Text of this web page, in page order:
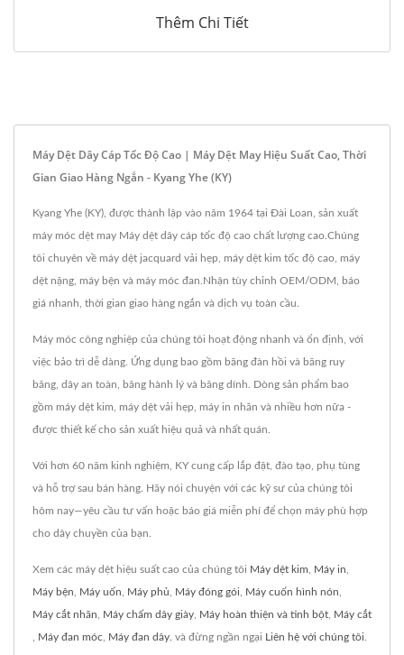
Thêm Chi Tiết
Máy Dệt Dây Cáp Tốc Độ Cao | Máy Dệt May Hiệu Suất Cao, Thời
Gian Giao Hàng Ngắn - Kyang Yhe (KY)
Kyang Yhe (KY), được thành lập vào năm 1964 tại Đài Loan, sản xuất
máy móc dệt may Máy dệt dây cáp tốc độ cao chất lượng cao.Chúng
tôi chuyên về máy dệt jacquard vải hẹp, máy dệt kim tốc độ cao, máy
dệt nặng, máy bện và máy móc đan.Nhận tùy chỉnh OEM/ODM, báo
giá nhanh, thời gian giao hàng ngắn và dịch vụ toàn cầu.
Máy móc công nghiệp của chúng tôi hoạt động nhanh và ổn định, với
việc bảo trì dễ dàng. Ứng dụng bao gồm băng đàn hồi và băng ruy
băng, dây an toàn, băng hành lý và băng dính. Dòng sản phẩm bao
gồm máy dệt kim, máy dệt vải hẹp, máy in nhãn và nhiều hơn nữa -
được thiết kế cho sản xuất hiệu quả và nhất quán.
Với hơn 60 năm kinh nghiệm, KY cung cấp lắp đặt, đào tạo, phụ tùng
và hỗ trợ sau bán hàng. Hãy nói chuyện với các kỹ sư của chúng tôi
hôm nay—yêu cầu tư vấn hoặc báo giá miễn phí để chọn máy phù hợp
cho dây chuyền của bạn.
Xem các máy dệt hiệu suất cao của chúng tôi Máy dệt kim Máy in
Máy bện Máy uốn Máy phủ Máy đóng gói Máy cuốn hình nón
Máy cắt nhãn Máy chấm dây giày Máy hoàn thiện và tinh bột Máy cắt
Máy đan móc Máy đan dây. và đừng ngần ngại Liên hệ với chúng tôi